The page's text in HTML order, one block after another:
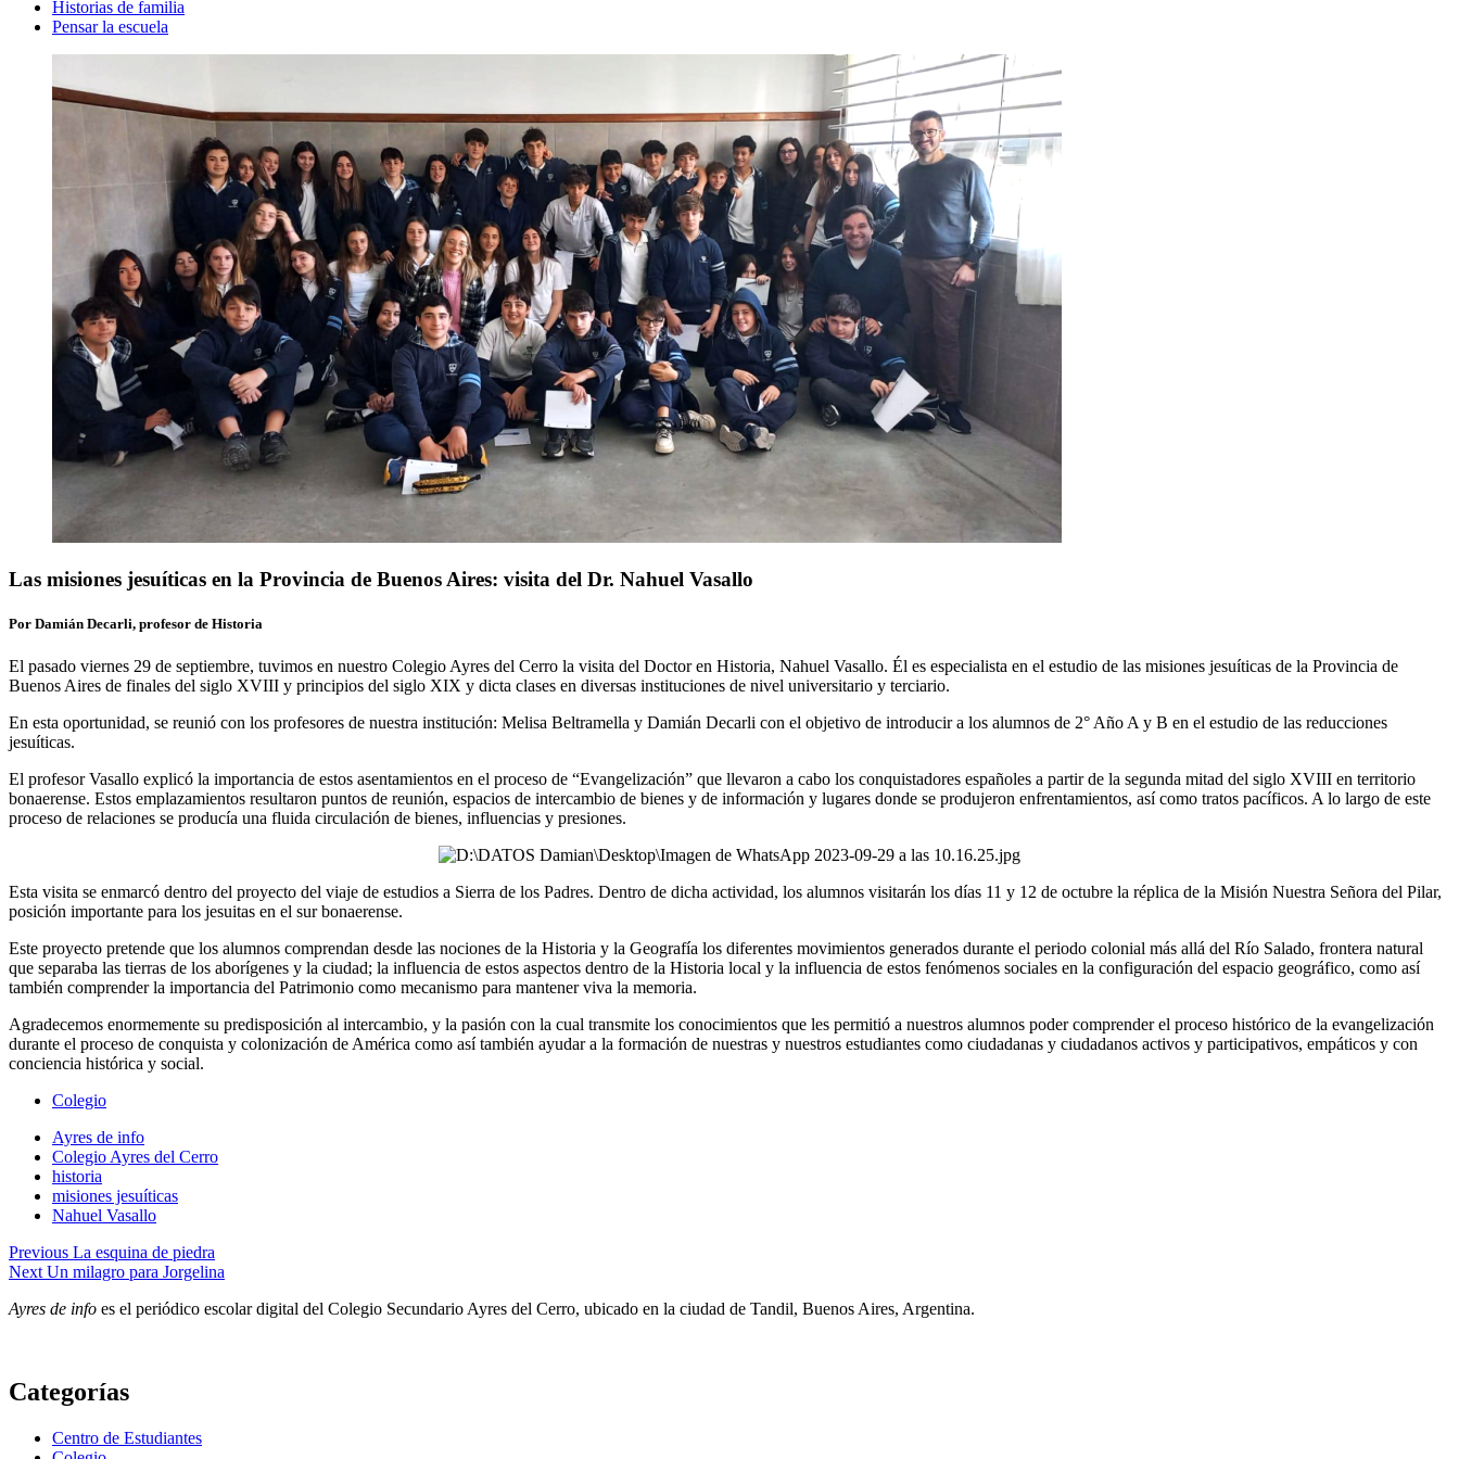
Historias de familia
Pensar la escuela
Las misiones jesuíticas en la Provincia de Buenos Aires: visita del Dr. Nahuel Vasallo
Por Damián Decarli, profesor de Historia
El pasado viernes 29 de septiembre, tuvimos en nuestro Colegio Ayres del Cerro la visita del Doctor en Historia, Nahuel Vasallo. Él es especialista en el estudio de las misiones jesuíticas de la Provincia de
Buenos Aires de finales del siglo XVIII y principios del siglo XIX y dicta clases en diversas instituciones de nivel universitario y terciario.
En esta oportunidad, se reunió con los profesores de nuestra institución: Melisa Beltramella y Damián Decarli con el objetivo de introducir a los alumnos de 2° Año A y B en el estudio de las reducciones
jesuíticas.
El profesor Vasallo explicó la importancia de estos asentamientos en el proceso de “Evangelización” que llevaron a cabo los conquistadores españoles a partir de la segunda mitad del siglo XVIII en territorio
bonaerense. Estos emplazamientos resultaron puntos de reunión, espacios de intercambio de bienes y de información y lugares donde se produjeron enfrentamientos, así como tratos pacíficos. A lo largo de este
proceso de relaciones se producía una fluida circulación de bienes, influencias y presiones.
Esta visita se enmarcó dentro del proyecto del viaje de estudios a Sierra de los Padres. Dentro de dicha actividad, los alumnos visitarán los días 11 y 12 de octubre la réplica de la Misión Nuestra Señora del Pilar,
posición importante para los jesuitas en el sur bonaerense.
Este proyecto pretende que los alumnos comprendan desde las nociones de la Historia y la Geografía los diferentes movimientos generados durante el periodo colonial más allá del Río Salado, frontera natural
que separaba las tierras de los aborígenes y la ciudad; la influencia de estos aspectos dentro de la Historia local y la influencia de estos fenómenos sociales en la configuración del espacio geográfico, como así
también comprender la importancia del Patrimonio como mecanismo para mantener viva la memoria.
Agradecemos enormemente su predisposición al intercambio, y la pasión con la cual transmite los conocimientos que les permitió a nuestros alumnos poder comprender el proceso histórico de la evangelización
durante el proceso de conquista y colonización de América como así también ayudar a la formación de nuestras y nuestros estudiantes como ciudadanas y ciudadanos activos y participativos, empáticos y con
conciencia histórica y social.
Colegio
Ayres de info
Colegio Ayres del Cerro
historia
misiones jesuíticas
Nahuel Vasallo
Navegación
de
entradas
Previous La esquina de piedra
Next Un milagro para Jorgelina
Ayres de info es el periódico escolar digital del Colegio Secundario Ayres del Cerro, ubicado en la ciudad de Tandil, Buenos Aires, Argentina.
Categorías
Centro de Estudiantes